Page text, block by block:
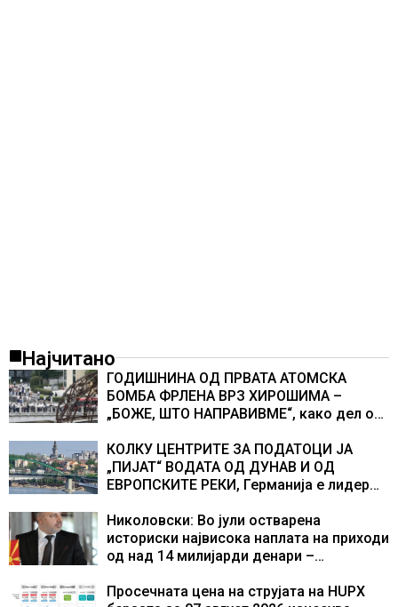
Најчитано
ГОДИШНИНА ОД ПРВАТА АТОМСКА
БОМБА ФРЛЕНА ВРЗ ХИРОШИМА –
„БОЖЕ, ШТО НАПРАВИВМЕ“, како дел од
учесниците во бомбардирањето го
доживуваа овој настан што го промени
текот на историјата
КОЛКУ ЦЕНТРИТЕ ЗА ПОДАТОЦИ ЈА
„ПИЈАТ“ ВОДАТА ОД ДУНАВ И ОД
ЕВРОПСКИТЕ РЕКИ, Германија е лидер
центри за податоци
Николовски: Во јули остварена
историски највисока наплата на приходи
од над 14 милијарди денари –
резултати
Просечната цена на струјата на HUPX